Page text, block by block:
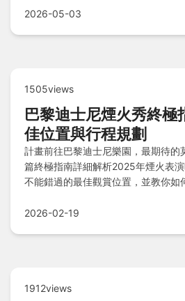
2026-05-03
1505views
巴黎迪士尼煙火秀終極
佳位置與行程規劃
計畫前往巴黎迪士尼樂園，最期待的
篇終極指南詳細解析2025年煙火表
不能錯過的最佳觀賞位置，並教你如
2026-02-19
1912views